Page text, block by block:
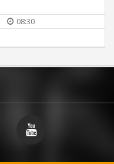
08:30